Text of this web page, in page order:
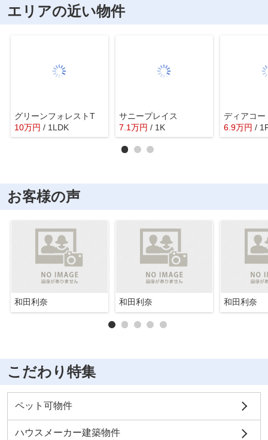
エリアの近い物件
グリーンフォレストT
10万円 / 1LDK
サニープレイス
7.1万円 / 1K
ディアコー
6.9万円 /
お客様の声
和田利奈 和田利奈 和田利奈
こだわり特集
ペット可物件
ハウスメーカー建築物件